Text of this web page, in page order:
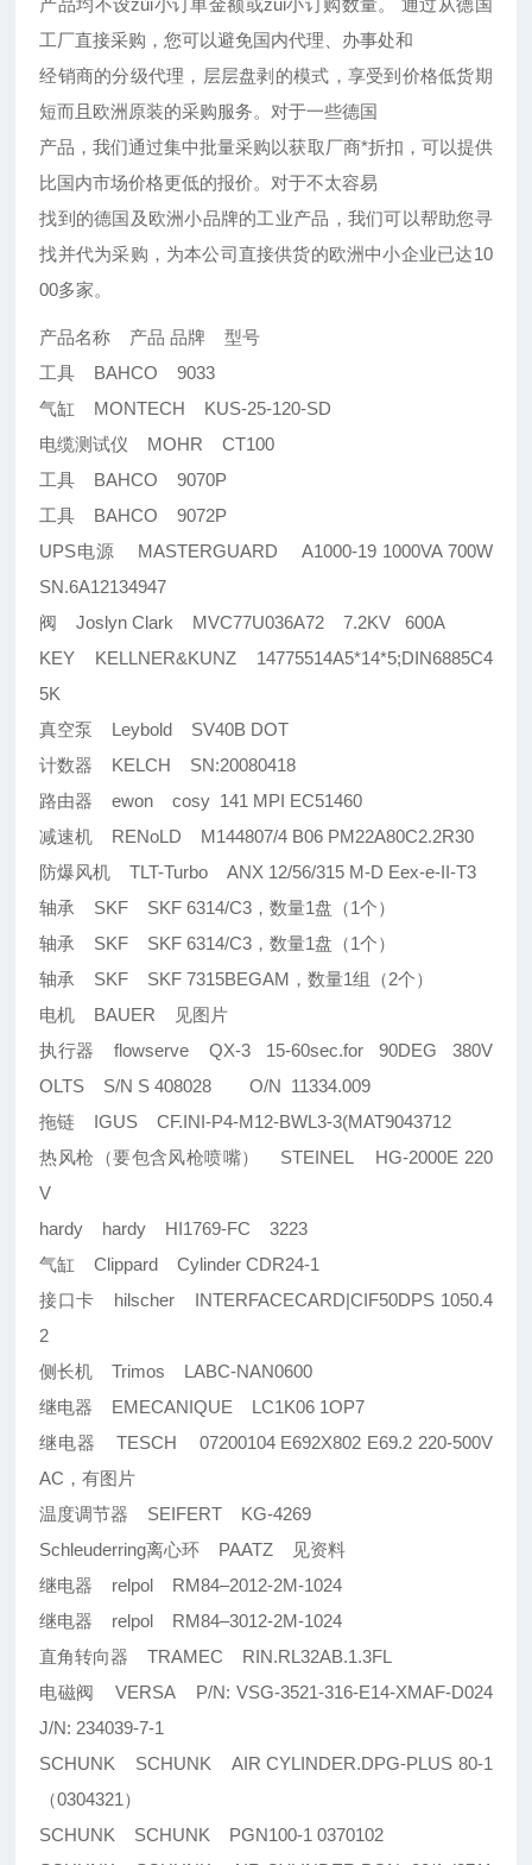
产品均不设zui小订单金额或zui小订购数量。 通过从德国
工厂直接采购，您可以避免国内代理、办事处和
经销商的分级代理，层层盘剥的模式，享受到价格低货期
短而且欧洲原装的采购服务。对于一些德国
产品，我们通过集中批量采购以获取厂商*折扣，可以提供
比国内市场价格更低的报价。对于不太容易
找到的德国及欧洲小品牌的工业产品，我们可以帮助您寻
找并代为采购，为本公司直接供货的欧洲中小企业已达10
00多家。
产品名称 产品 品牌 型号
工具 BAHCO 9033
气缸 MONTECH KUS-25-120-SD
电缆测试仪 MOHR CT100
工具 BAHCO 9070P
工具 BAHCO 9072P
UPS电源 MASTERGUARD A1000-19 1000VA 700W
SN.6A12134947
阀 Joslyn Clark MVC77U036A72 7.2KV 600A
KEY KELLNER&KUNZ 14775514A5*14*5;DIN6885C4
5K
真空泵 Leybold SV40B DOT
计数器 KELCH SN:20080418
路由器 ewon cosy 141 MPI EC51460
减速机 RENoLD M144807/4 B06 PM22A80C2.2R30
防爆风机 TLT-Turbo ANX 12/56/315 M-D Eex-e-II-T3
轴承 SKF SKF 6314/C3，数量1盘（1个）
轴承 SKF SKF 6314/C3，数量1盘（1个）
轴承 SKF SKF 7315BEGAM，数量1组（2个）
电机 BAUER 见图片
执行器 flowserve QX-3 15-60sec.for 90DEG 380V
OLTS S/N S 408028 O/N 11334.009
拖链 IGUS CF.INI-P4-M12-BWL3-3(MAT9043712
热风枪（要包含风枪喷嘴） STEINEL HG-2000E 220
V
hardy hardy HI1769-FC 3223
气缸 Clippard Cylinder CDR24-1
接口卡 hilscher INTERFACECARD|CIF50DPS 1050.4
2
侧长机 Trimos LABC-NAN0600
继电器 EMECANIQUE LC1K06 1OP7
继电器 TESCH 07200104 E692X802 E69.2 220-500V
AC，有图片
温度调节器 SEIFERT KG-4269
Schleuderring离心环 PAATZ 见资料
继电器 relpol RM84–2012-2M-1024
继电器 relpol RM84–3012-2M-1024
直角转向器 TRAMEC RIN.RL32AB.1.3FL
电磁阀 VERSA P/N: VSG-3521-316-E14-XMAF-D024
J/N: 234039-7-1
SCHUNK SCHUNK AIR CYLINDER.DPG-PLUS 80-1
（0304321）
SCHUNK SCHUNK PGN100-1 0370102